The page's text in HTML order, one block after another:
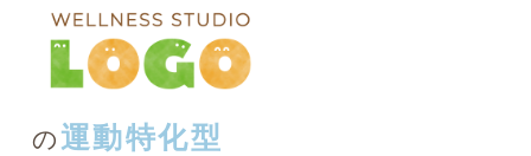
の 運動特化型